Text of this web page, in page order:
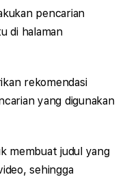
pencarian
di halaman
rekomendasi
yang digunakan
membuat judul yang
sehingga